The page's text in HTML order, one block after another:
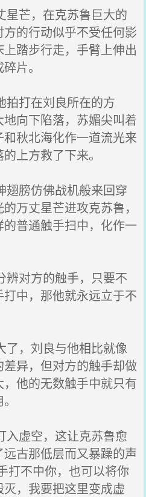
芒，在克苏鲁巨大的
的行动似乎不受任何影
踏步行走，手臂上伸出
片。
打在刘良所在的方
向下陷落，苏媚尖叫着
秋北海化作一道流光来
上方救了下来。
膀仿佛战机般来回穿
万丈星芒进攻克苏鲁，
普通触手扫中，化作一
对方的触手，只要不
中，那他就永远立于不
，刘良与他相比就像
异，但对方的触手却做
他的无数触手中就只有
虚空，这让克苏鲁愈
古那低层而又暴躁的声
打不中你，也可以将你
，我要把这里变成虚